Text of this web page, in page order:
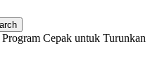
Cepak untuk Turunkan